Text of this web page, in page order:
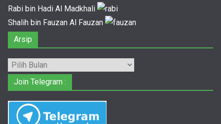
Rabi bin Hadi Al Madkhali
Shalih bin Fauzan Al Fauzan
Arsip
Arsip
Join Telegram :